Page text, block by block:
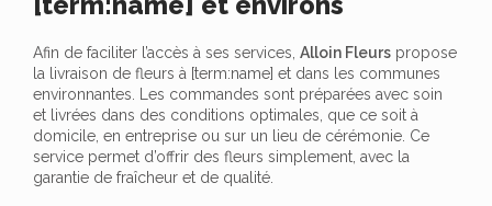
Afin de faciliter l’accès à ses services, Alloin Fleurs propose
la livraison de fleurs à [term:name] et dans les communes
environnantes. Les commandes sont préparées avec soin
et livrées dans des conditions optimales, que ce soit à
domicile, en entreprise ou sur un lieu de cérémonie. Ce
service permet d’offrir des fleurs simplement, avec la
garantie de fraîcheur et de qualité.